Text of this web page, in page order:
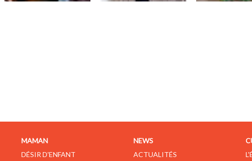
MAMAN
DÉSIR D'ENFANT
NEWS
ACTUALITÉS